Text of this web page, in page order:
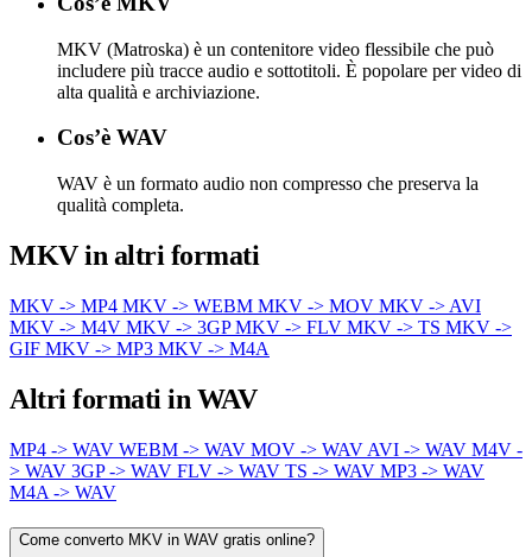
MKV (Matroska) è un contenitore video flessibile che può
includere più tracce audio e sottotitoli. È popolare per video di
alta qualità e archiviazione.
Cos’è WAV
WAV è un formato audio non compresso che preserva la
qualità completa.
MKV in altri formati
MKV -> MP4 MKV -> WEBM MKV -> MOV MKV -> AVI
MKV -> M4V MKV -> 3GPMKV -> FLV MKV -> TS MKV ->
GIF MKV -> MP3 MKV -> M4A
Altri formati in WAV
MP4 -> WAV WEBM -> WAV MOV -> WAV AVI -> WAV M4V -
> WAV 3GP -> WAV FLV -> WAV TS -> WAV MP3 -> WAV
M4A -> WAV
Come converto MKV in WAV gratis online?